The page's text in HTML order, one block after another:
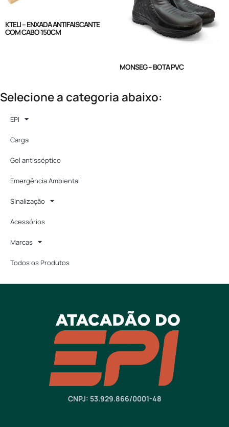
KTELI – ENXADA ANTIFAISCANTE
COM CABO 150CM
MONSEG – BOTA PVC
Selecione a categoria abaixo:
EPI
Carga
Gel antisséptico
Emergência Ambiental
Sinalização
Acessórios
Marcas
Todos os Produtos
CNPJ: 53.929.866/0001-48